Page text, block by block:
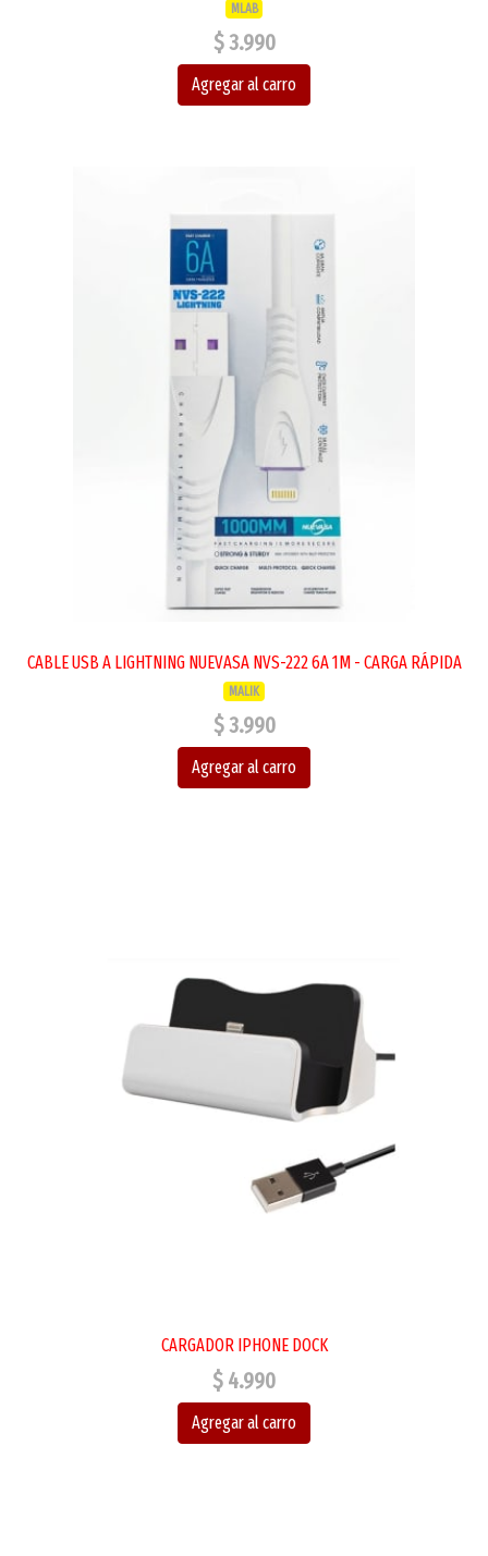
MLAB
$ 3.990
Agregar al carro
CABLE USB A LIGHTNING NUEVASA NVS-222 6A 1M - CARGA RÁPIDA
MALIK
$ 3.990
Agregar al carro
CARGADOR IPHONE DOCK
$ 4.990
Agregar al carro